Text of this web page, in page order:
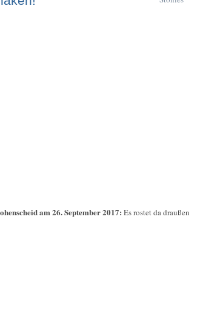
am 26. September 2017: Es rostet da draußen